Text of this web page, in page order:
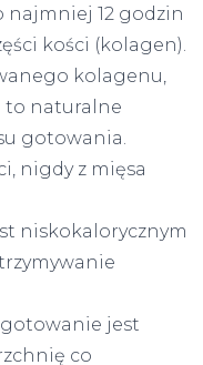
najmniej 12 godzin
kości (kolagen).
kolagenu,
to naturalne
gotowania.
nigdy z mięsa
niskokalorycznym
jest
co